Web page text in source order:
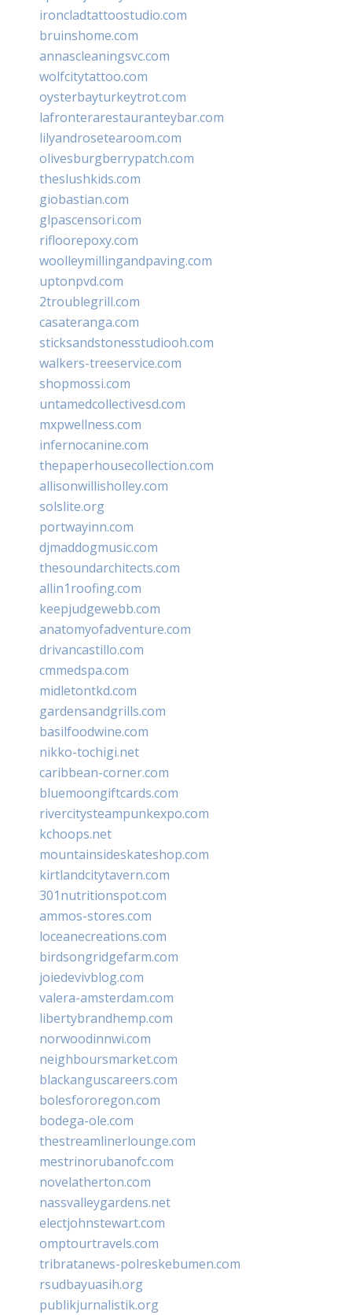
ironcladtattoostudio.com
bruinshome.com
annascleaningsvc.com
wolfcitytattoo.com
oysterbayturkeytrot.com
lafronterarestauranteybar.com
lilyandrosetearoom.com
olivesburgberrypatch.com
theslushkids.com
giobastian.com
glpascensori.com
rifloorepoxy.com
woolleymillingandpaving.com
uptonpvd.com
2troublegrill.com
casateranga.com
sticksandstonesstudiooh.com
walkers-treeservice.com
shopmossi.com
untamedcollectivesd.com
mxpwellness.com
infernocanine.com
thepaperhousecollection.com
allisonwillisholley.com
solslite.org
portwayinn.com
djmaddogmusic.com
thesoundarchitects.com
allin1roofing.com
keepjudgewebb.com
anatomyofadventure.com
drivancastillo.com
cmmedspa.com
midletontkd.com
gardensandgrills.com
basilfoodwine.com
nikko-tochigi.net
caribbean-corner.com
bluemoongiftcards.com
rivercitysteampunkexpo.com
kchoops.net
mountainsideskateshop.com
kirtlandcitytavern.com
301nutritionspot.com
ammos-stores.com
loceanecreations.com
birdsongridgefarm.com
joiedevivblog.com
valera-amsterdam.com
libertybrandhemp.com
norwoodinnwi.com
neighboursmarket.com
blackanguscareers.com
bolesfororegon.com
bodega-ole.com
thestreamlinerlounge.com
mestrinorubanofc.com
novelatherton.com
nassvalleygardens.net
electjohnstewart.com
omptourtravels.com
tribratanews-polreskebumen.com
rsudbayuasih.org
publikjurnalistik.org